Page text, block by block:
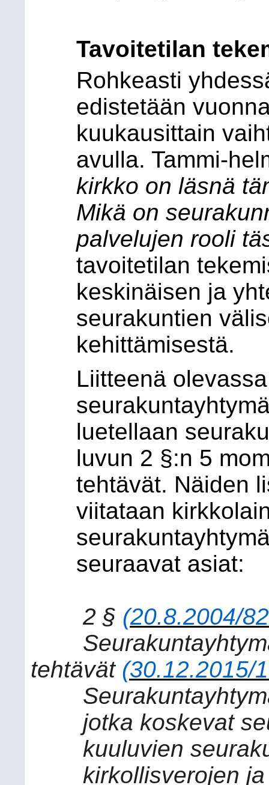
Tavoitetilan
Rohkeasti
edistetään
kuukausittain
avulla. Tammi-
kirkko on läsnä
Mikä on
palvelujen rooli
tavoitetilan
keskinäisen ja
seurakuntien
kehittämisestä.
Liitteenä
luetellaan
luvun 2 §:n 5
tehtävät. Näiden
viitataan
seuraavat asiat:
2 § (20.8.2004/
tehtävät (30.12.2015/
jotka koskevat
kuuluvien
kirkollisverojen